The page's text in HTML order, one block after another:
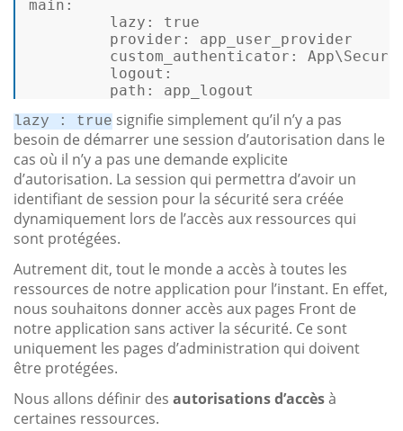
main:
lazy:
true
provider:
app_user_provider
custom_authenticator:
logout:
path:
app_logout
lazy : true signifie simplement qu’il n’y a pas
besoin de démarrer une session d’autorisation dans le
cas où il n’y a pas une demande explicite
d’autorisation. La session qui permettra d’avoir un
identifiant de session pour la sécurité sera créée
dynamiquement lors de l’accès aux ressources qui
sont protégées.
Autrement dit, tout le monde a accès à toutes les
ressources de notre application pour l’instant. En effet,
nous souhaitons donner accès aux pages Front de
notre application sans activer la sécurité. Ce sont
uniquement les pages d’administration qui doivent
être protégées.
Nous allons définir des autorisations d’accèsà
certaines ressources.